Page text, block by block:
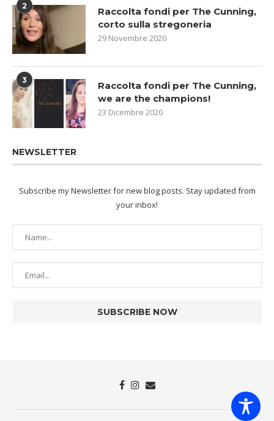
2
Raccolta fondi per The Cunning,
corto sulla stregoneria
29 Novembre 2020
3
Raccolta fondi per The Cunning,
we are the champions!
23 Dicembre 2020
NEWSLETTER
Subscribe my Newsletter for new blog posts. Stay updated from
your inbox!